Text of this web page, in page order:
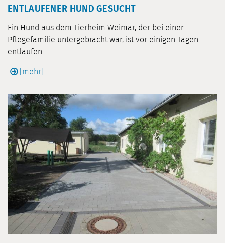
ENTLAUFENER HUND GESUCHT
Ein Hund aus dem Tierheim Weimar, der bei einer
Pflegefamilie untergebracht war, ist vor einigen Tagen
entlaufen.
[mehr]